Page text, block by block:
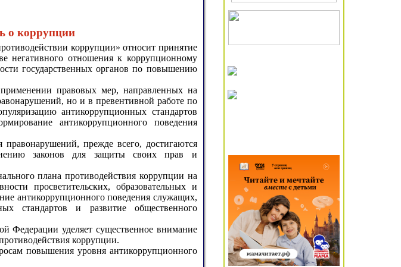
о коррупции
коррупции» относит принятие
негативного отношения к коррупционному
государственных органов по повышению
правовых мер, направленных на
но и в превентивной работе по
антикоррупционных стандартов
антикоррупционного поведения
прежде всего, достигаются
законов для защиты своих прав и
плана противодействия коррупции на
просветительских, образовательных и
антикоррупционного поведения служащих,
стандартов и развитие общественного
Федерации уделяет существенное внимание
коррупции.
повышения уровня антикоррупционного